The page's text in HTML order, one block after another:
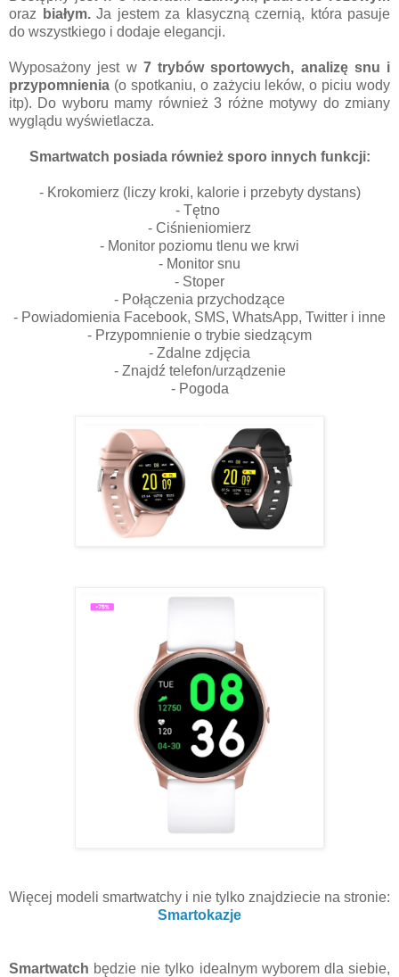
oraz
białym. Ja jestem za klasyczną czernią, która pasuje
do wszystkiego i dodaje elegancji.
Wyposażony jest w 7 trybów sportowych, analizę snu i
przypomnienia (o spotkaniu, o zażyciu leków, o piciu wody
itp). Do wyboru mamy również 3 różne motywy do zmiany
wyglądu wyświetlacza.
Smartwatch posiada również sporo innych funkcji:
- Krokomierz (liczy kroki, kalorie i przebyty dystans)
- Tętno
- Ciśnieniomierz
- Monitor poziomu tlenu we krwi
- Monitor snu
- Stoper
- Połączenia przychodzące
- Powiadomienia Facebook, SMS, WhatsApp, Twitter i inne
- Przypomnienie o trybie siedzącym
- Zdalne zdjęcia
- Znajdź telefon/urządzenie
- Pogoda
Więcej modeli smartwatchy i nie tylko znajdziecie na stronie:
Smartokazje
Smartwatch będzie nie tylko idealnym wyborem dla siebie,